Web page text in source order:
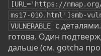
[URL='https://
ms17-010.html']smb-
VULNERABLE
с
готова. Один
дальше (см. gotcha